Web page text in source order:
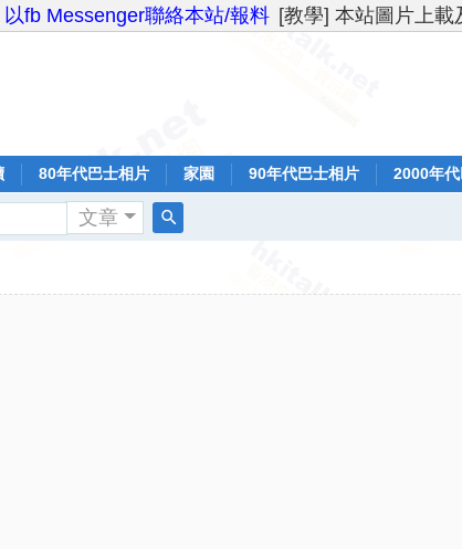
以fb Messenger聯絡本站/報料 [教學] 本站圖片上
80年代巴士相片 家園 90年代巴士相片 2000年
文章